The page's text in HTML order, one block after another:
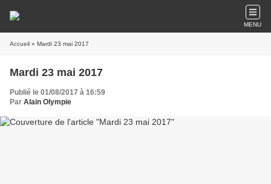
MENU
Accueil » Mardi 23 mai 2017
Mardi 23 mai 2017
Publié le 01/08/2017 à 16:59
Par Alain Olympie